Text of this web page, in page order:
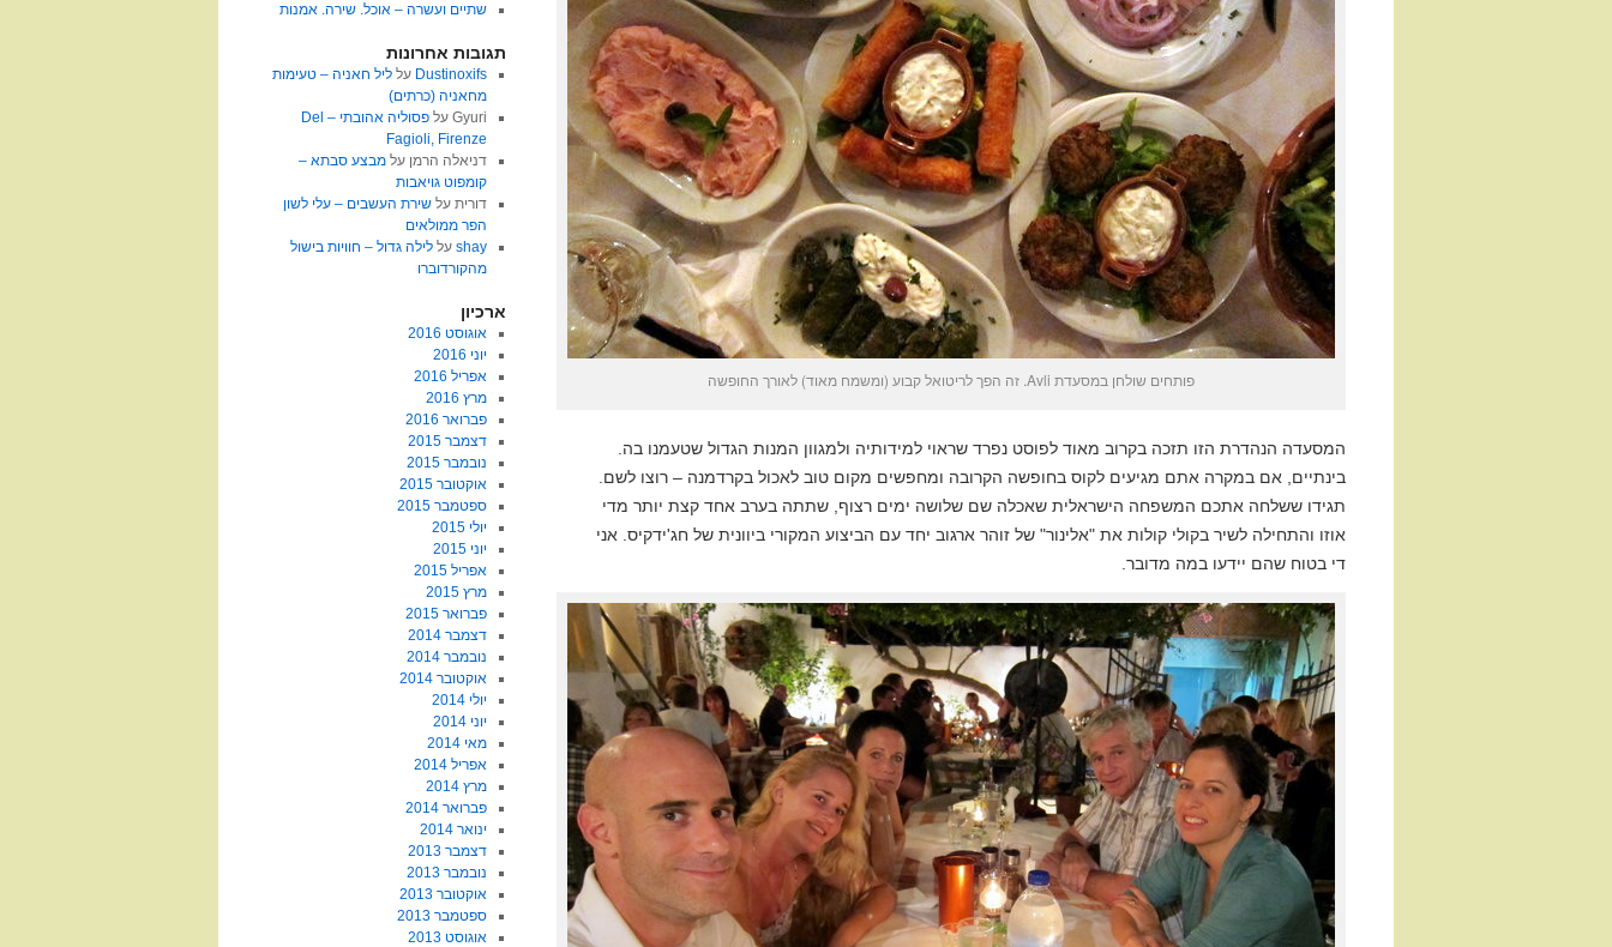
פותחים שולחן במסעדת Avli. זה הפך לריטואל קבוע (ומשמח מאוד) לאורך החופשה
המסעדה הנהדרת הזו תזכה בקרוב מאוד לפוסט נפרד שראוי למידותיה ולמגוון המנות הגדול שטעמנו בה.
בינתיים, אם במקרה אתם מגיעים לקוס בחופשה הקרובה ומחפשים מקום טוב לאכול בקרדמנה – רוצו לשם.
תגידו ששלחה אתכם המשפחה הישראלית שאכלה שם שלושה ימים רצוף, שתתה בערב אחד קצת יותר מדי
אוזו והתחילה לשיר בקולי קולות את "אלינור" של זוהר ארגוב יחד עם הביצוע המקורי ביוונית של חג'ידקיס. אני
די בטוח שהם יידעו במה מדובר.
שתיים ועשרה – אוכל. שירה. אמנות
תגובות אחרונות
Dustinoxifs על ליל חאניה – טעימות
מחאניה (כרתים)
Gyuriעל
פסוליה אהובתי – Del
Fagioli, Firenze
דניאלה הרמן על מבצע סבתא –
קומפוט גויאבות
דוריתעל שירת העשבים – עלי לשון
הפר ממולאים
shayעל לילה גדול – חוויות בישול
מהקורדוברו
ארכיון
אוגוסט 2016
יוני 2016
אפריל 2016
מרץ 2016
פברואר 2016
דצמבר 2015
נובמבר 2015
אוקטובר 2015
ספטמבר 2015
יולי 2015
יוני 2015
אפריל 2015
מרץ 2015
פברואר 2015
דצמבר 2014
נובמבר 2014
אוקטובר 2014
יולי 2014
יוני 2014
מאי 2014
אפריל 2014
מרץ 2014
פברואר 2014
ינואר 2014
דצמבר 2013
נובמבר 2013
אוקטובר 2013
ספטמבר 2013
אוגוסט 2013